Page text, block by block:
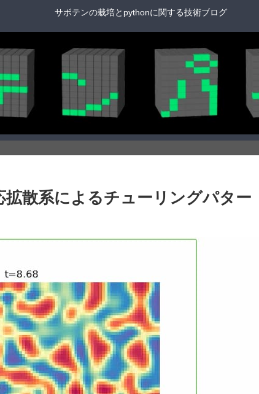
サボテンの栽培とpythonに関する技術ブログ
散系によるチューリングパター